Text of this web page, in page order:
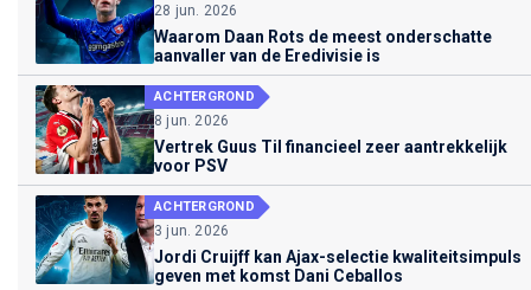
28 jun. 2026
Waarom Daan Rots de meest onderschatte
aanvaller van de Eredivisie is
ACHTERGROND
8 jun. 2026
Vertrek Guus Til financieel zeer aantrekkelijk
voor PSV
ACHTERGROND
3 jun. 2026
Jordi Cruijff kan Ajax-selectie kwaliteitsimpuls
geven met komst Dani Ceballos